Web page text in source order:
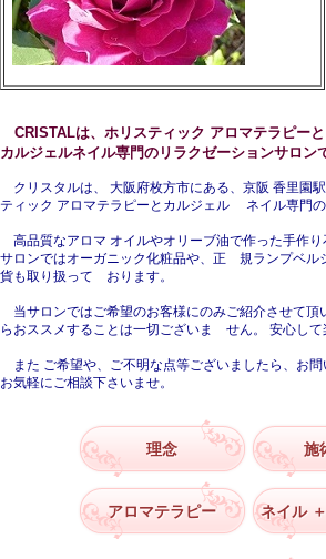
CRISTALは、ホリスティック アロマテラピーと
カルジェルネイル専門のリラクゼーションサロン
クリスタルは、 大阪府枚方市にある、京阪 香里園
ティック アロマテラピーとカルジェル ネイル専門の
高品質なアロマ オイルやオリーブ油で作った手作
サロンではオーガニック化粧品や、正 規ランプベル
貨も取り扱って おります。
当サロンではご希望のお客様にのみご紹介させて
らおススメすることは一切ございま せん。 安心して
また ご希望や、ご不明な点等ございましたら、
お気軽にご相談下さいませ。
理念 施
アロマテラピー ネイル